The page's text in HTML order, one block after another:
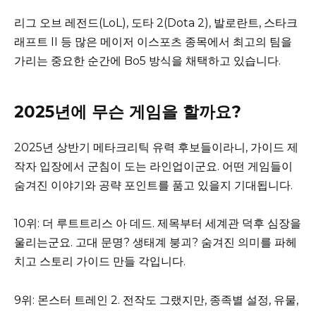
리그 오브 레전드(LoL), 도타 2(Dota 2), 발로란트, 스타크
래프트 II 등 많은 메이저 이스포츠 종목에서 최고의 팀을
가리는 중요한 순간에 Bo5 방식을 채택하고 있습니다.
2025년에 무슨 게임을 할까요?
2025년 상반기 메타크리틱 유력 후보들이라니, 가이드 제
작자 입장에서 군침이 도는 라인업이군요. 어떤 게임들이
숨겨진 이야기와 공략 포인트를 품고 있을지 기대됩니다.
10위: 더 루트트리스 아 데드. 제목부터 세계관 덕후 심장을
울리는군요. 고대 문명? 생태계 붕괴? 숨겨진 의미를 파헤
치고 스토리 가이드 만들 각입니다.
9위: 몬스터 트레인 2. 전작도 그랬지만, 종족별 설정, 유물,